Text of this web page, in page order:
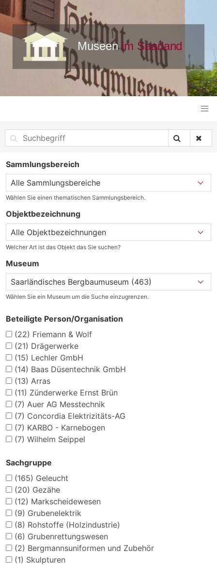
Sammlungsbereich
Wählen Sie einen thematischen Sammlungsbereich.
Objektbezeichnung
Welcher Art ist das Objekt das Sie suchen?
Museum
Wählen Sie ein Museum um die Suche einzugrenzen.
Beteiligte Person/Organisation
(22) Friemann & Wolf
(21) Drägerwerke
(15) Lechler GmbH
(14) Baas Düsentechnik GmbH
(13) Arras
(11) Zünderwerke Ernst Brün
(7) Auer AG Messtechnik
(7) Concordia Elektrizitäts-AG
(7) KARBO - Karnebogen
(7) Wilhelm Seippel
Sachgruppe
(165) Geleucht
(20) Gezähe
(12) Markscheidewesen
(9) Grubenelektrik
(8) Rohstoffe (Holzindustrie)
(6) Grubenrettungswesen
(2) Bergmannsuniformen und Zubehör
(1) Skulpturen